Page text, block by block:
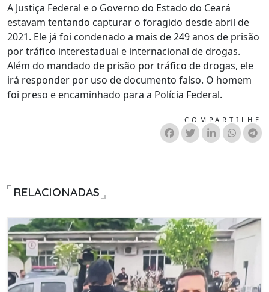
A Justiça Federal e o Governo do Estado do Ceará
estavam tentando capturar o foragido desde abril de
2021. Ele já foi condenado a mais de 249 anos de prisão
por tráfico interestadual e internacional de drogas.
Além do mandado de prisão por tráfico de drogas, ele
irá responder por uso de documento falso. O homem
foi preso e encaminhado para a Polícia Federal.
COMPARTILHE
RELACIONADAS